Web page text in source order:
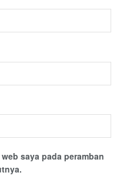
saya pada peramban